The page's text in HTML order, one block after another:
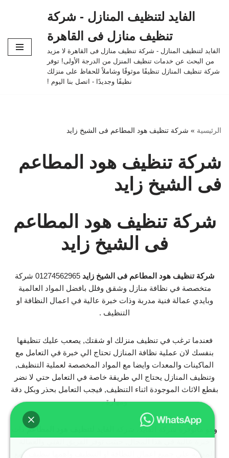
المحتوى
الفايد لتنظيف المنازل - شركة
تنظيف منازل فى القاهرة
الفايد لتنظيف المنازل - شركة تنظيف منازل فى القاهرة لا مزيد
من البحث عن خدمات تنظيف المنزل من الدرجة الأولى! توفر
شركة تنظيف المنازل تنظيفًا موثوقًا وشاملاً للحفاظ على منزلك
نظيفًا وجديدًا - اتصل بنا اليوم !
الرئيسية » شركة تنظيف هود المطاعم فى الشيخ زايد
شركة تنظيف هود المطاعم
فى الشيخ زايد
شركة تنظيف هود المطاعم
فى الشيخ زايد
شركة تنظيف هود المطاعم فى الشيخ زايد
01274562965 شركة
متخصصة في نظافة منازل وشقق وفلل بافضل المواد العالمية
وبايدي عمالة فنية مدربة وذات خبرة عالية في اعمال النظافة او
التنظيف .
فعندما ترغب في تنظيف منزلك او شقتك, يصعب عليك تنظيفها
بنفسك لان عملية نظافة المنازل تحتاج الي خبرة في التعامل مع
الماكينات والمعدات وايضا مع المواد المخصصة لعملية التنظيف,
وتنظيف المنازل يحتاج الي طريقة خاصة في التعامل حتي لا نضر
بقطع الاثاث الموجودة اثناء التنظيف, فيجب التعامل بحذر وبكل دقة
ومهارة .
وهو ماتوفرة شركة الفايد، شركة الفايد لتنظيف هود المطاعمذات
المدربة علي جميع اعمال النظافة او التنظيف واهمها تنظيف , مع